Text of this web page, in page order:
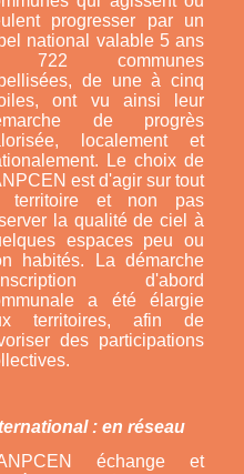
progresser par un
national valable 5 ans
communes
de une à cinq
ont vu ainsi leur
de progrès
localement et
Le choix de
est d'agir sur tout
territoire et non pas
la qualité de ciel à
espaces peu ou
habités. La démarche
d'abord
a été élargie
territoires, afin de
des participations
: en réseau
échange et